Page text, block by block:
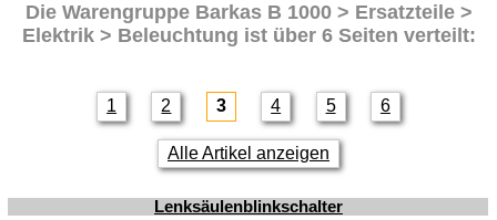
Trabant 1.1
Wartburg 1.3
Barkas B 1000
Ersatzteile
Auspuff
Die Warengruppe Barkas B 1000 > Ersatzteile >
Elektrik > Beleuchtung ist über 6 Seiten verteilt:
1 2 3 4 5 6
Alle Artikel anzeigen
Lenksäulenblinkschalter